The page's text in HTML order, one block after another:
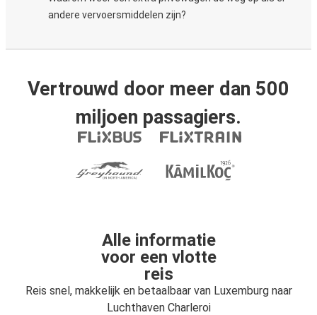
andere vervoersmiddelen zijn?
Vertrouwd door meer dan 500
miljoen passagiers.
Alle informatie
voor een vlotte
reis
Reis snel, makkelijk en betaalbaar van Luxemburg naar
Luchthaven Charleroi